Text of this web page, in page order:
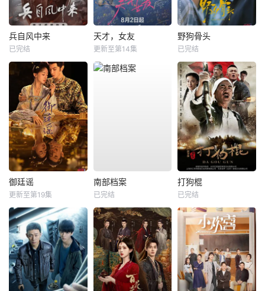
兵自风中来
已完结
天才，女友
更新至第14集
野狗骨头
已完结
御廷谣
更新至第19集
南部档案
已完结
打狗棍
已完结